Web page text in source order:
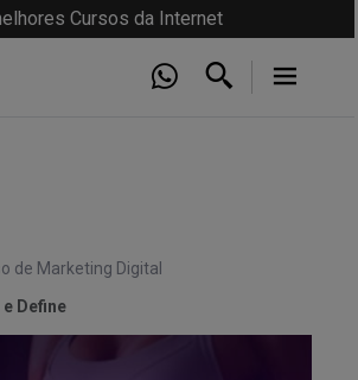
Cursos da Internet
de Marketing Digital
Define